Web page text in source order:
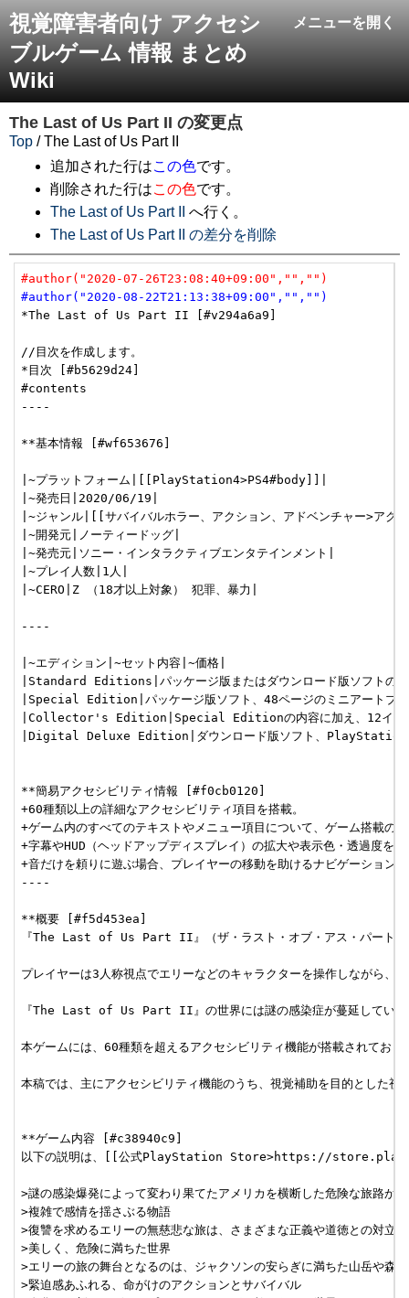
メニューを開く
視覚障害者向け アクセシ
ブルゲーム 情報 まとめ
Wiki
The Last of Us Part II の変更点
Top / The Last of Us Part II
追加された行はこの色です。
削除された行はこの色です。
The Last of Us Part II
へ行く。
The Last of Us Part II の差分を削除
#author("2020-07-26T23:08:40+09:00","","")
#author("2020-08-22T21:13:38+09:00","","")